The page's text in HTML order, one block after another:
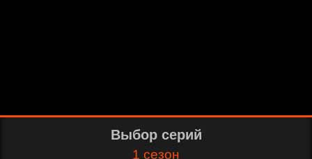
Выбор серий
1 сезон